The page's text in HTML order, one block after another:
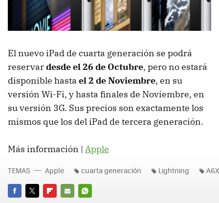
El nuevo iPad de cuarta generación se podrá
reservardesde el 26 de Octubre, pero no estará
disponible hasta el 2 de Noviembre, en su
versión Wi-Fi, y hasta finales de Noviembre, en
su versión 3G. Sus precios son exactamente los
mismos que los del iPad de tercera generación.
Más información | Apple
TEMAS Apple cuarta generación Lightning A6X